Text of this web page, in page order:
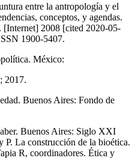
entre la antropología y el
conceptos, y agendas.
2008 [cited 2020-05-
1900-5407.
México:
2017.
Buenos Aires: Fondo de
Buenos Aires: Siglo XXI
La construcción de la bioética.
R, coordinadores. Ética y